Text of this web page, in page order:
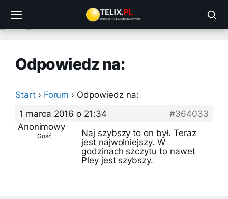
treści
Odpowiedz na:
Start › Forum › Odpowiedz na:
1 marca 2016 o 21:34
#364033
Anonimowy
Gość
Naj szybszy to on był. Teraz
jest najwolniejszy. W
godzinach szczytu to nawet
Pley jest szybszy.